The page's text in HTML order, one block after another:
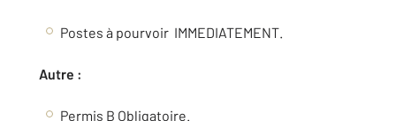
Postes à pourvoir IMMEDIATEMENT.
Autre :
Permis B Obligatoire.